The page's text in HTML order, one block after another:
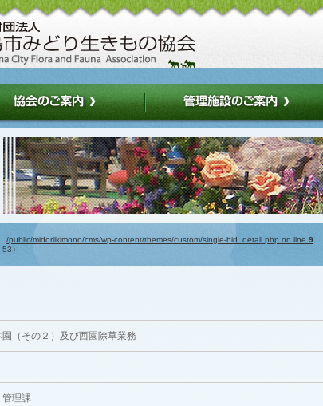
/public/midoriikimono/cms/wp-content/themes/custom/single-bid_detail.php on line 9
）
（その２）及び西園除草業務
理課